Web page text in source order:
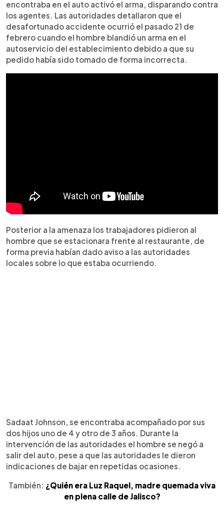
encontraba en el auto activó el arma, disparando contra
los agentes. Las autoridades detallaron que el
desafortunado accidente ocurrió el pasado 21 de
febrero cuando el hombre blandió un arma en el
autoservicio del establecimiento debido a que su
pedido había sido tomado de forma incorrecta.
Posterior a la amenaza los trabajadores pidieron al
hombre que se estacionara frente al restaurante, de
forma previa habían dado aviso a las autoridades
locales sobre lo que estaba ocurriendo.
Sadaat Johnson, se encontraba acompañado por sus
dos hijos uno de 4 y otro de 3 años. Durante la
intervención de las autoridades el hombre se negó a
salir del auto, pese a que las autoridades le dieron
indicaciones de bajar en repetidas ocasiones.
También: ¿Quién era Luz Raquel, madre quemada viva
en plena calle de Jalisco?